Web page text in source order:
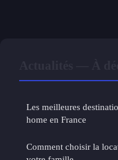
Les meilleures
home en France
Comment choisir la